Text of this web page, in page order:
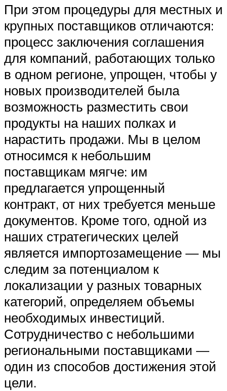
При этом процедуры для местных и
крупных поставщиков отличаются:
процесс заключения соглашения
для компаний, работающих только
в одном регионе, упрощен, чтобы у
новых производителей была
возможность разместить свои
продукты на наших полках и
нарастить продажи. Мы в целом
относимся к небольшим
поставщикам мягче: им
предлагается упрощенный
контракт, от них требуется меньше
документов. Кроме того, одной из
наших стратегических целей
является импортозамещение — мы
следим за потенциалом к
локализации у разных товарных
категорий, определяем объемы
необходимых инвестиций.
Сотрудничество с небольшими
региональными поставщиками —
один из способов достижения этой
цели.